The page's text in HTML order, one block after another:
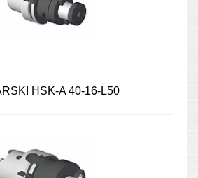
HSK-A 40-16-L50